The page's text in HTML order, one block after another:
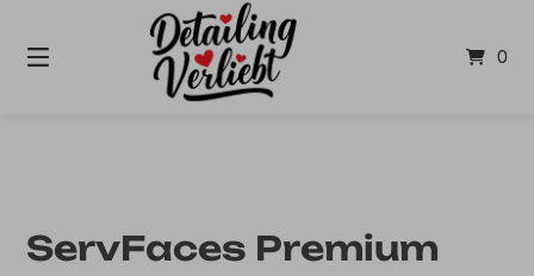
Inhalt
0
ServFaces Premium